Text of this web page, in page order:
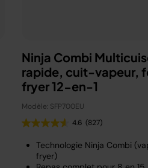
Ninja Combi
rapide, cuit-vapeur,
fryer 12-en-1
Modèle: SFP700EU
4.6 (827)
Technologie Ninja Combi
fryer)